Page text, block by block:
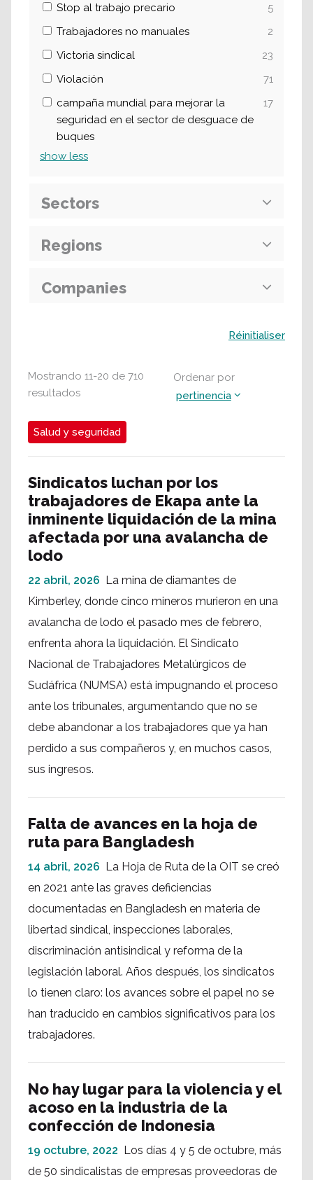
Mostrando 11-20 de 710
resultados
Ordenar por
pertinencia
Salud y seguridad
Sindicatos luchan por los
trabajadores de Ekapa ante la
inminente liquidación de la mina
afectada por una avalancha de
lodo
22 abril, 2026 La mina de diamantes de
Kimberley, donde cinco mineros murieron en una
avalancha de lodo el pasado mes de febrero,
enfrenta ahora la liquidación. El Sindicato
Nacional de Trabajadores Metalúrgicos de
Sudáfrica (NUMSA) está impugnando el proceso
ante los tribunales, argumentando que no se
debe abandonar a los trabajadores que ya han
perdido a sus compañeros y, en muchos casos,
sus ingresos.
Falta de avances en la hoja de
ruta para Bangladesh
14 abril, 2026 La Hoja de Ruta de la OIT se creó
en 2021 ante las graves deficiencias
documentadas en Bangladesh en materia de
libertad sindical, inspecciones laborales,
discriminación antisindical y reforma de la
legislación laboral. Años después, los sindicatos
lo tienen claro: los avances sobre el papel no se
han traducido en cambios significativos para los
trabajadores.
No hay lugar para la violencia y el
acoso en la industria de la
confección de Indonesia
19 octubre, 2022 Los días 4 y 5 de octubre, más
de 50 sindicalistas de empresas proveedoras de
Stop al trabajo precario
5
Trabajadores no manuales
2
Victoria sindical
23
Violación
71
campaña mundial para mejorar la
seguridad en el sector de desguace de
buques
17
show less
Sectors
Regions
Companies
Réinitialiser